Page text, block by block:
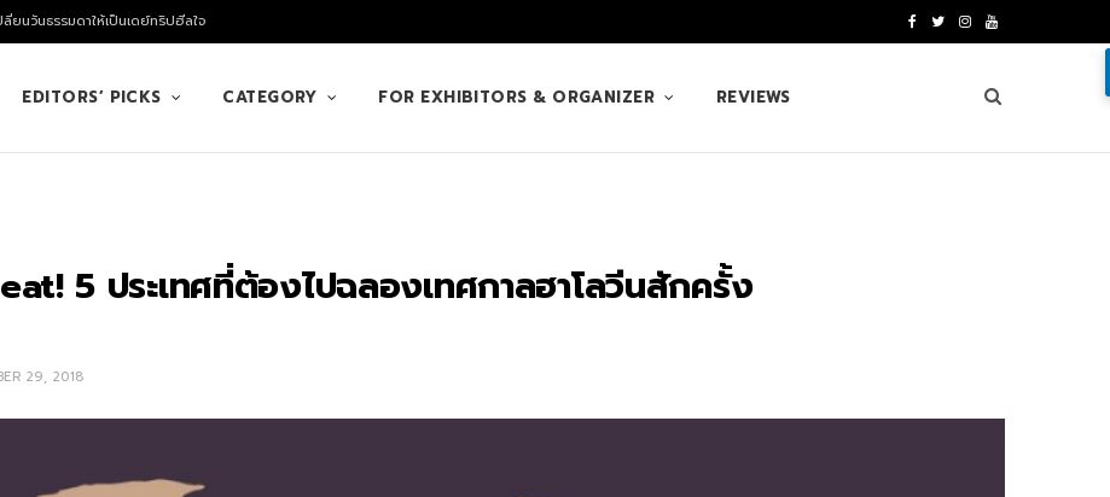
นวันธรรมดาให้เป็นเดย์ทริปฮีลใจ
e
T
t
I
t
Y
u
T
EDITORS’ PICKS CATEGORY FOR EXHIBITORS & ORGANIZER REVIEWS
5 ประเทศที่ต้องไปฉลองเทศกาลฮาโลวีนสักครั้ง
29, 2018